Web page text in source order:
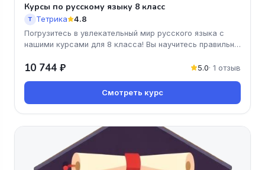
Курсы по русскому языку 8 класс
Т Тетрика 4.8
Погрузитесь в увлекательный мир русского языка с
нашими курсами для 8 класса! Вы научитесь правильно
10 744 ₽ 5.0· 1 отзыв
Смотреть курс